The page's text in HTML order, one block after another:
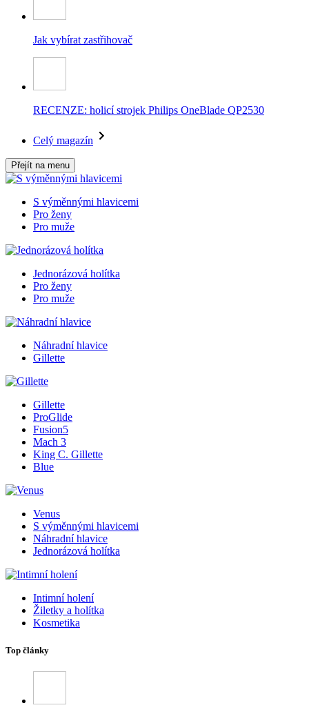
Jak vybírat zastřihovač
RECENZE: holicí strojek Philips OneBlade QP2530
Celý magazín
Přejít na menu
S výměnnými hlavicemi
Pro ženy
Pro muže
Jednorázová holítka
Pro ženy
Pro muže
Náhradní hlavice
Gillette
Gillette
ProGlide
Fusion5
Mach 3
King C. Gillette
Blue
Venus
S výměnnými hlavicemi
Náhradní hlavice
Jednorázová holítka
Intimní holení
Žiletky a holítka
Kosmetika
Top články